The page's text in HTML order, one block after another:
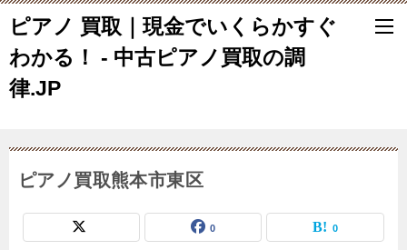
ピアノ 買取｜現金でいくらかすぐ
わかる！ - 中古ピアノ買取の調
律.JP
ピアノ買取熊本市東区
0 0